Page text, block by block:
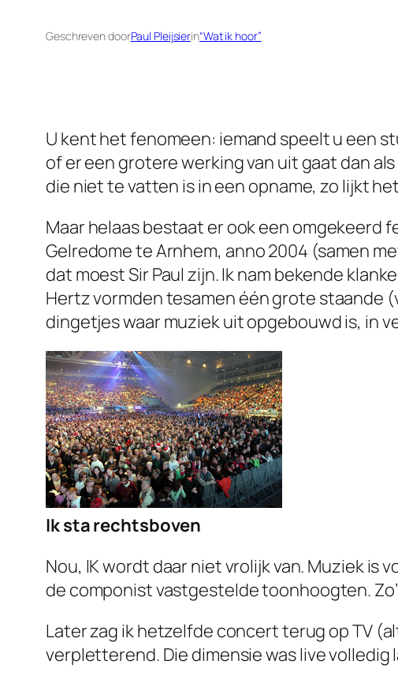
Geschreven doorPaul Pleijsierin“Wat ik hoor”
U kent het fenomeen: iemand speelt u een
of er een grotere werking van uit gaat dan
die niet te vatten is in een opname, zo lijkt
Maar helaas bestaat er ook een omgekeerd
Gelredome te Arnhem, anno 2004 (samen
dat moest Sir Paul zijn. Ik nam bekende
Hertz vormden tesamen één grote staande
dingetjes waar muziek uit opgebouwd is, in
Ik sta rechtsboven
Nou, IK wordt daar niet vrolijk van. Muziek is
de componist vastgestelde toonhoogten.
Later zag ik hetzelfde concert terug op TV
verpletterend. Die dimensie waslivevolledig